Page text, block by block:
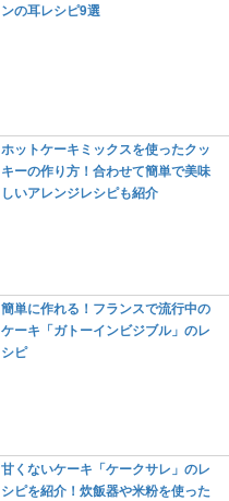
ンの耳レシピ9選
ホットケーキミックスを使ったクッ
キーの作り方！合わせて簡単で美味
しいアレンジレシピも紹介
簡単に作れる！フランスで流行中の
ケーキ「ガトーインビジブル」のレ
シピ
甘くないケーキ「ケークサレ」のレ
シピを紹介！炊飯器や米粉を使った